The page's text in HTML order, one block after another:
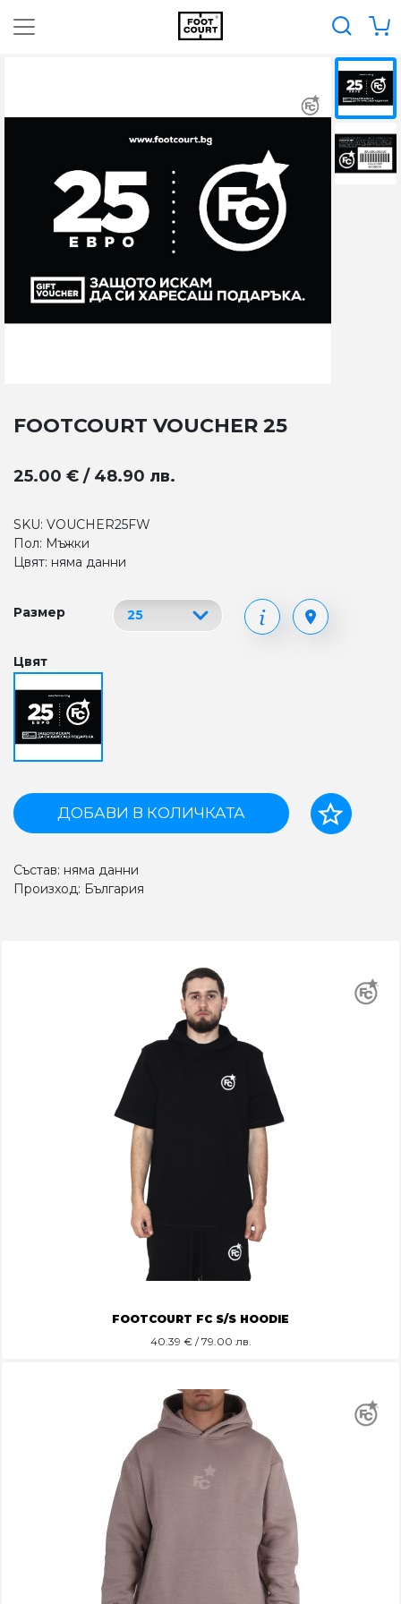
FOOTCOURT VOUCHER 25
25.00 € / 48.90 лв.
SKU: VOUCHER25FW
Пол: Мъжки
Цвят: няма данни
Размер
Цвят
ДОБАВИ В КОЛИЧКАТА
Състав: няма данни
Произход: България
FOOTCOURT FC S/S HOODIE
40.39 € / 79.00 лв.